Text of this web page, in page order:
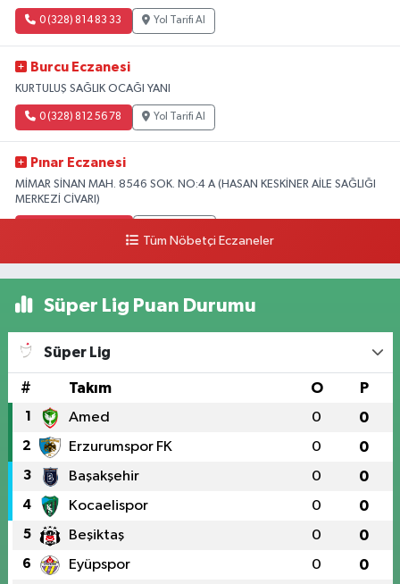
0 (328) 814 83 33 Yol Tarifi Al
Burcu Eczanesi
KURTULUŞ SAĞLIK OCAĞI YANI
0 (328) 812 56 78 Yol Tarifi Al
Pınar Eczanesi
MİMAR SİNAN MAH. 8546 SOK. NO:4 A (HASAN KESKİNER AİLE SAĞLIĞI
MERKEZİ CİVARI)
Tüm Nöbetçi Eczaneler
Süper Lig Puan Durumu
Süper Lig
# Takım O P
1 Amed 0 0
2 Erzurumspor FK 0 0
3 Başakşehir 0 0
4 Kocaelispor 0 0
5 Beşiktaş 0 0
6 Eyüpspor 0 0